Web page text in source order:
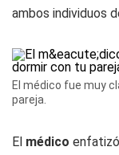
ambos individuos
El médico fue muy
pareja.
El médico